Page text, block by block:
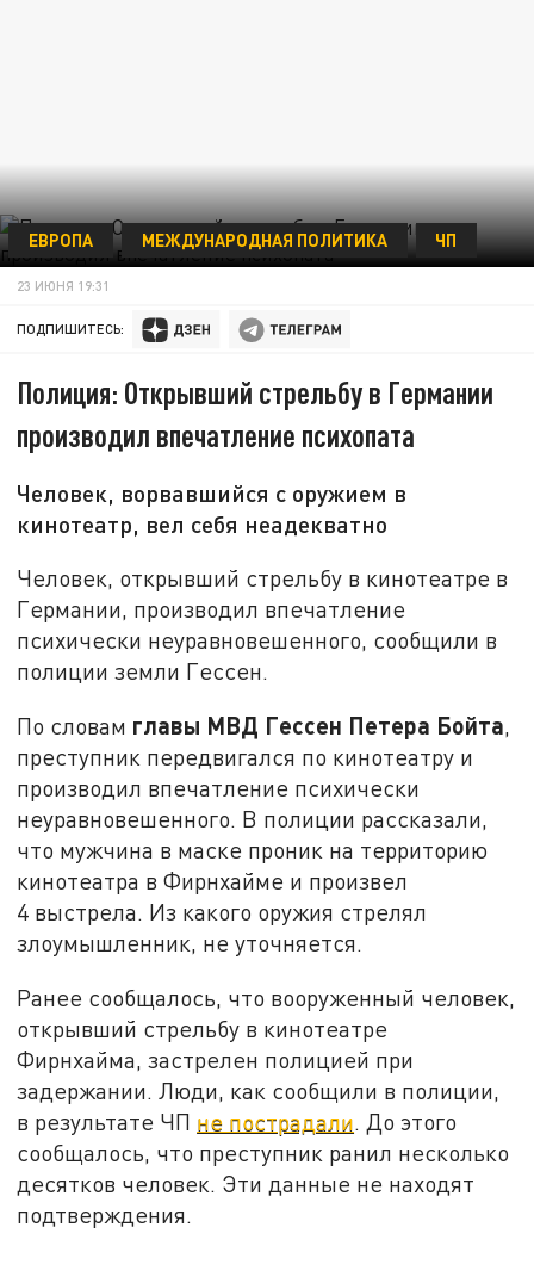
ЕВРОПА МЕЖДУНАРОДНАЯ ПОЛИТИКА ЧП
23 ИЮНЯ 19:31
ПОДПИШИТЕСЬ:
Полиция: Открывший стрельбу в Германии
производил впечатление психопата
Человек, ворвавшийся с оружием в
кинотеатр, вел себя неадекватно
Человек, открывший стрельбу в кинотеатре в
Германии, производил впечатление
психически неуравновешенного, сообщили в
полиции земли Гессен.
По словам главы МВД Гессен Петера Бойта,
преступник передвигался по кинотеатру и
производил впечатление психически
неуравновешенного. В полиции рассказали,
что мужчина в маске проник на территорию
кинотеатра в Фирнхайме и произвел
4 выстрела. Из какого оружия стрелял
злоумышленник, не уточняется.
Ранее сообщалось, что вооруженный человек,
открывший стрельбу в кинотеатре
Фирнхайма, застрелен полицией при
задержании. Люди, как сообщили в полиции,
в результате ЧП не пострадали. До этого
сообщалось, что преступник ранил несколько
десятков человек. Эти данные не находят
подтверждения.